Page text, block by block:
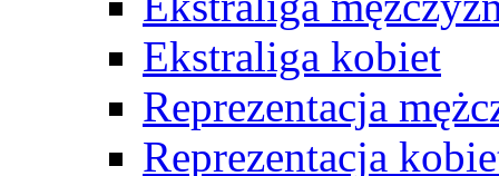
Ekstraliga kobiet
Reprezentacja
Reprezentacja